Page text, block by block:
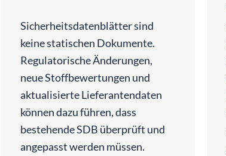
Sicherheitsdatenblätter sind
keine statischen Dokumente.
Regulatorische Änderungen,
neue Stoffbewertungen und
aktualisierte Lieferantendaten
können dazu führen, dass
bestehende SDB überprüft und
angepasst werden müssen.